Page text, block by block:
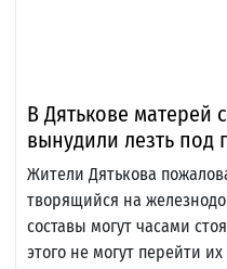
В Дятькове матерей
вынудили лезть под
Жители Дятькова
творящийся на
составы могут часами
этого не могут перейти